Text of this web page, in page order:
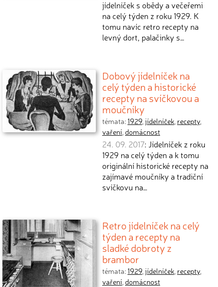
jídelníček s obědy a večeřemi
na celý týden z roku 1929. K
tomu navíc retro recepty na
levný dort, palačinky s…
Dobový jídelníček na
celý týden a historické
recepty na svíčkovou a
moučníky
témata:1929,jídelníček, recepty,
vaření,domácnost
24. 09. 2017: Jídelníček z roku
1929 na celý týden a k tomu
originální historické recepty na
zajímavé moučníky a tradiční
svíčkovu na…
Retro jídelníček na celý
týden a recepty na
sladké dobroty z
brambor
témata:1929,jídelníček, recepty,
vaření,domácnost